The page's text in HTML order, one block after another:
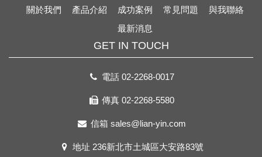
關於我們 產品介紹 成功案例 常見問題
與我聯絡
最新消息
GET IN TOUCH
電話 02-2268-0017
傳真 02-2268-5580
信箱 sales@lian-yin.com
地址 236新北市土城區大安路83號